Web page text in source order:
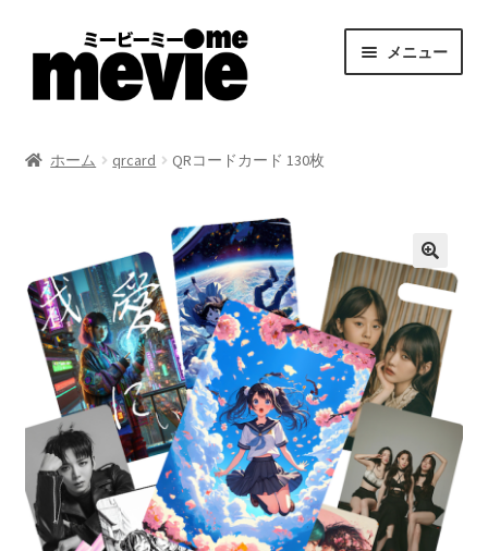
ゲ
シ
キ
ッ
プ
テ
ツ
プ
メニュー
マイアカウント
お支払い
価格表
入稿の流れとテンプレート
お問い合わせ
ホーム qrcard QRコードカード 130枚